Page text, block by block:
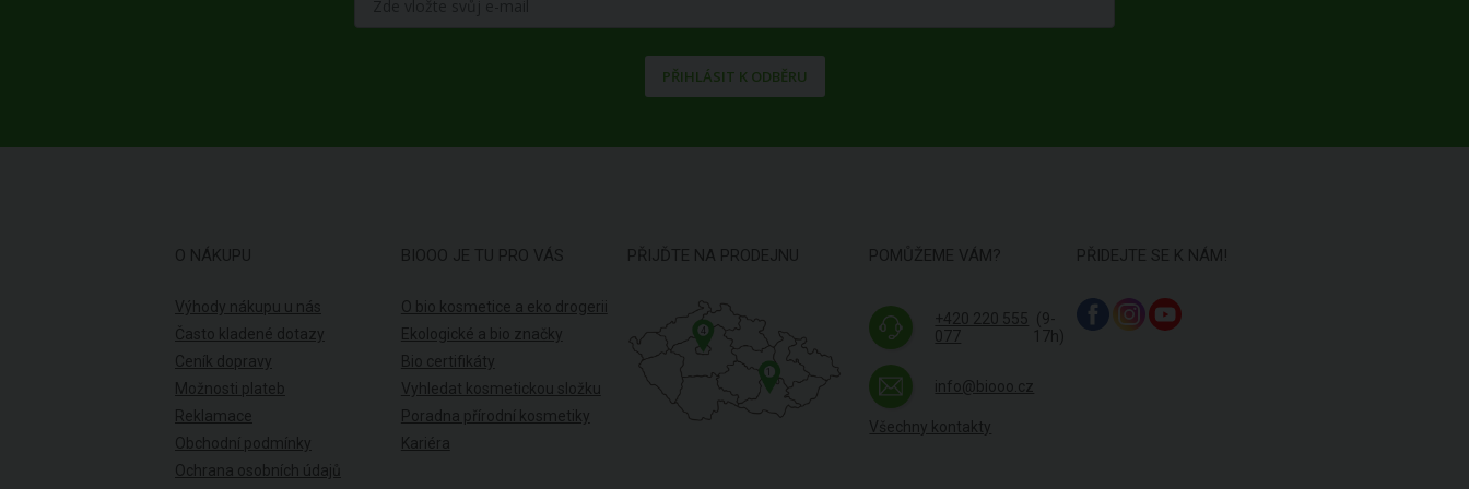
PŘIHLÁSIT K ODBĚRU
O NÁKUPU
Výhody nákupu u nás
Často kladené dotazy
Ceník dopravy
Možnosti plateb
Reklamace
Obchodní podmínky
Ochrana osobních údajů
BIOOO JE TU PRO VÁS
O bio kosmetice a eko drogerii
Ekologické a bio značky
Bio certifikáty
Vyhledat kosmetickou složku
Poradna přírodní kosmetiky
Kariéra
PŘIJĎTE NA PRODEJNU
4
POMŮŽEME VÁM?
+420 220 555
077
(9-
17h)
info@biooo.cz
Všechny kontakty
PŘIDEJTE SE K NÁM!